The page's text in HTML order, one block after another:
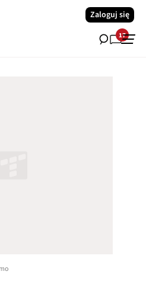
Zaloguj się
17